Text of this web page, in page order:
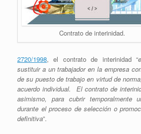
Contrato de interinidad.
2720/1998, el contrato de interinidad “
sustituir a un trabajador en la empresa
de su puesto de trabajo en virtud de
acuerdo individual. El contrato de
asimismo, para cubrir temporalmente
durante el proceso de selección o
definitiva”.